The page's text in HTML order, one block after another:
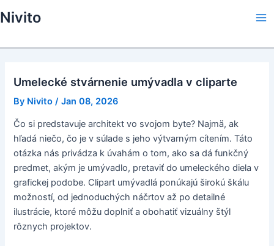
to
Nivito
Umelecké stvárnenie umývadla v cliparte
By Nivito /Jan 08, 2026
Čo si predstavuje architekt vo svojom byte? Najmä, ak
hľadá niečo, čo je v súlade s jeho výtvarným cítením. Táto
otázka nás privádza k úvahám o tom, ako sa dá funkčný
predmet, akým je umývadlo, pretaviť do umeleckého diela v
grafickej podobe. Clipart umývadlá ponúkajú širokú škálu
možností, od jednoduchých náčrtov až po detailné
ilustrácie, ktoré môžu doplniť a obohatiť vizuálny štýl
rôznych projektov.